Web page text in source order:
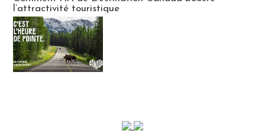
l’attractivité touristique